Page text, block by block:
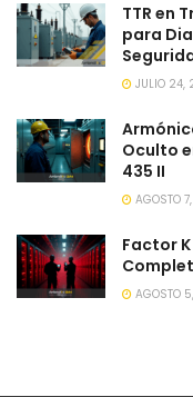
TTR en
para
JULIO 24,
Oculto
435 II
AGOSTO
Factor
AGOSTO